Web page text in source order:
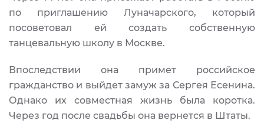
по приглашению Луначарского, который
посоветовал ей создать собственную
танцевальную школу в Москве.
Впоследствии она примет российское
гражданство и выйдет замуж за Сергея Есенина.
Однако их совместная жизнь была коротка.
Через год после свадьбы она вернется в Штаты.